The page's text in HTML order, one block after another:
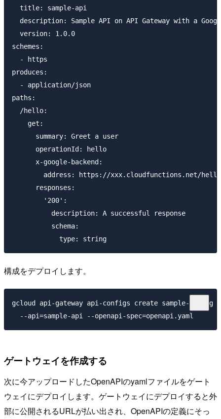
  title: sample-api
description: Sample API on API Gateway with a
  version: 1.0.0
schemes:
  - https
produces:
  - application/json
paths:
  /hello:
    get:
      summary: Greet a user
      operationId: hello
      x-google-backend:
address: https://xxx.cloudfunctions.net/
      responses:
        '200':
          description: A successful response
          schema:
構成をデプロイします。
gcloud api-gateway api-configs create sample-config \
ゲートウェイを作成する
次に今アップロードしたOpenAPIのyamlファイルをゲート
ウェイにデプロイします。ゲートウェイにデプロイすると外
部に公開されるURLが払い出され、OpenAPIの定義にそっ